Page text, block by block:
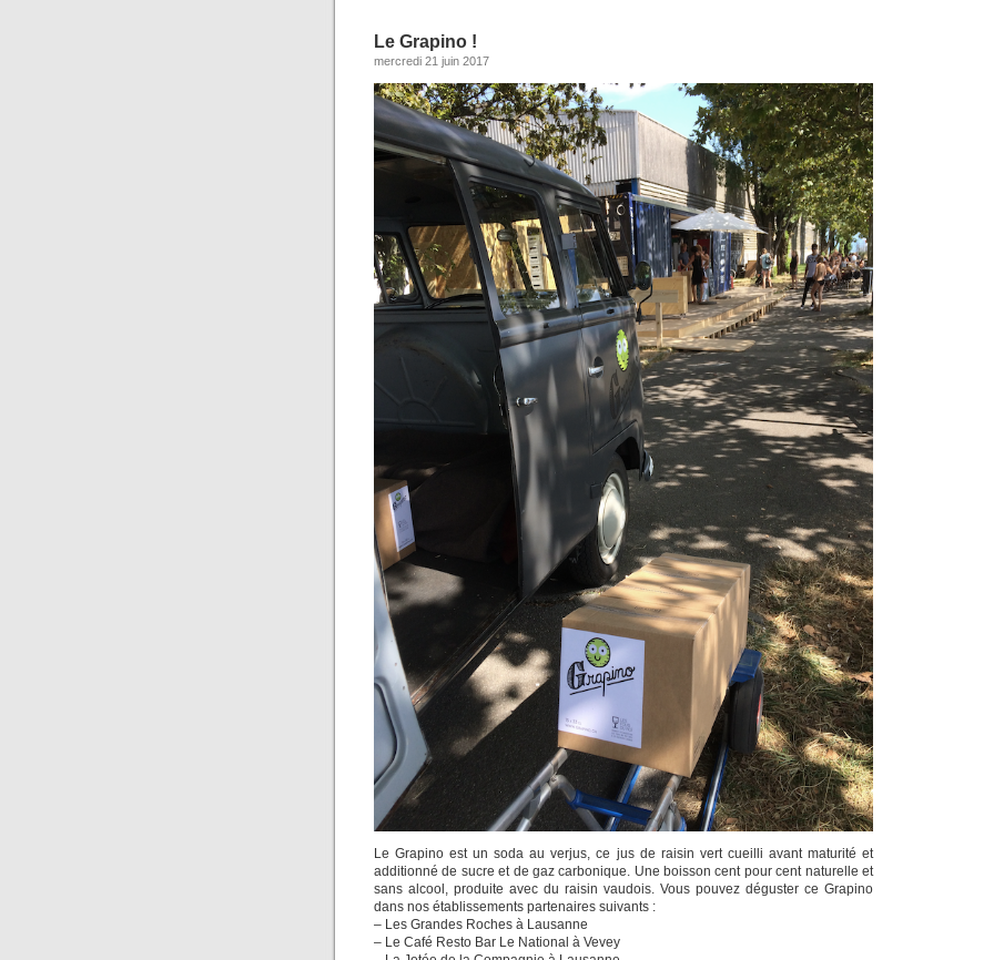
Le Grapino !
mercredi 21 juin 2017
Le Grapino est un soda au verjus, ce jus de raisin vert cueilli avant maturité et
additionné de sucre et de gaz carbonique. Une boisson cent pour cent naturelle et
sans alcool, produite avec du raisin vaudois. Vous pouvez déguster ce Grapino
dans nos établissements partenaires suivants :
– Les Grandes Roches à Lausanne
– Le Café Resto Bar Le National à Vevey